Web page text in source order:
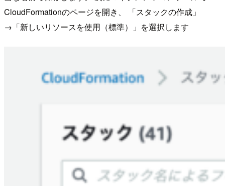
CloudFormationのページを開き、 「スタックの作成」
→「新しいリソースを使用（標準）」を選択します